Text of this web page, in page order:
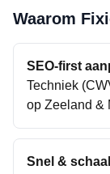
Waarom
SEO-first
Techniek
op Zeeland &
Snel &